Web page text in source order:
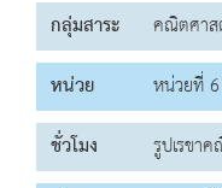
กลุ่มสาระ
คณิตศา
หน่วย
หน่วยที่
ชั่วโมง
รูปเรขา